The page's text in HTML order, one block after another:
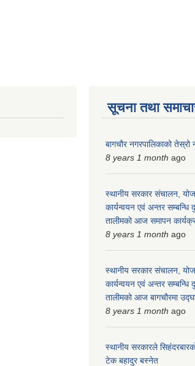
सूचना तथा
बागचौर नगरपालिकाको
8 years 1 month ago
स्थानीय सरकार संचालन,
कार्यन्वयन एवं अन्तर
तालीमको आज समापन
8 years 1 month ago
स्थानीय सरकार संचालन,
कार्यन्वयन एवं अन्तर
तालीमको आज बागचौरमा
8 years 1 month ago
स्थानीय सरकारले
टेक बहादुर बस्नेत